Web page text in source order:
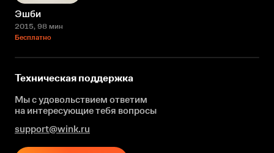
Эшби
2015, 98 мин
Бесплатно
Техническая поддержка
Мы с удовольствием ответим
на интересующиетебя вопросы
support@wink.ru